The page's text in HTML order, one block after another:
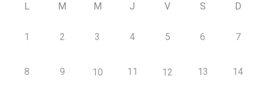
L M M J V S D
1 2 3 4 5 6 7
8 9 10 11 12 13 14